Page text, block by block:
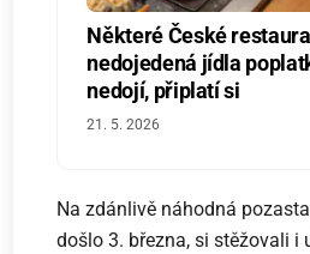
Některé České
nedojedená jídla
nedojí, připlatí si
21. 5. 2026
Na zdánlivě náhodná
došlo 3. března, si stěžovali i